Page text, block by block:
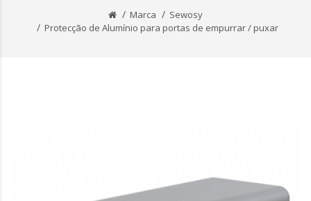
Marca
Sewosy
Protecção de Alumínio para portas de empurrar / puxar